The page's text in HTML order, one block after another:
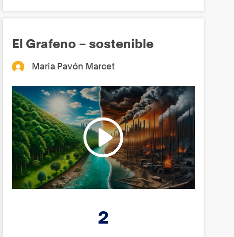
El Grafeno – sostenible
Maria Pavón Marcet
2